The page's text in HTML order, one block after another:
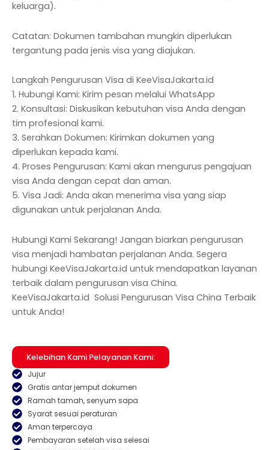
keluarga).
Catatan: Dokumen tambahan mungkin diperlukan
tergantung pada jenis visa yang diajukan.
Langkah Pengurusan Visa di KeeVisaJakarta.id
1. Hubungi Kami: Kirim pesan melalui WhatsApp
2. Konsultasi: Diskusikan kebutuhan visa Anda dengan
tim profesional kami.
3. Serahkan Dokumen: Kirimkan dokumen yang
diperlukan kepada kami.
4. Proses Pengurusan: Kami akan mengurus pengajuan
visa Anda dengan cepat dan aman.
5. Visa Jadi: Anda akan menerima visa yang siap
digunakan untuk perjalanan Anda.
Hubungi Kami Sekarang! Jangan biarkan pengurusan
visa menjadi hambatan perjalanan Anda. Segera
hubungi KeeVisaJakarta.id untuk mendapatkan layanan
terbaik dalam pengurusan visa China.
KeeVisaJakarta.id Solusi Pengurusan Visa China Terbaik
untuk Anda!
Kelebihan Kami Pelayanan Kami:
Jujur
Gratis antar jemput dokumen
Ramah tamah, senyum sapa
Syarat sesuai peraturan
Aman terpercaya
Pembayaran setelah visa selesai